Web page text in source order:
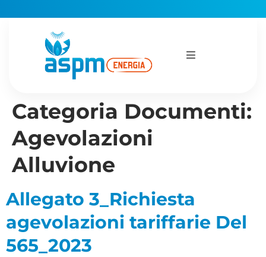
Categoria Documenti:
Agevolazioni
Alluvione
Allegato 3_Richiesta
agevolazioni tariffarie Del
565_2023